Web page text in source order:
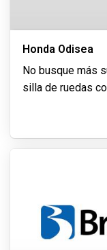
Honda Odisea
No busque más
silla de ruedas